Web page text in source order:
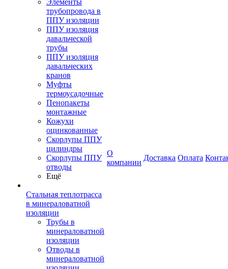
Элементы
трубопровода в
ППУ изоляции
ППУ изоляция
давальческой
трубы
ППУ изоляция
давальческих
кранов
Муфты
термоусадочные
Пенопакеты
монтажные
Кожухи
оцинкованные
Скорлупы ППУ
цилиндры
Скорлупы ППУ
отводы
Ещё
Стальная теплотрасса
в минераловатной
изоляции
Трубы в
минераловатной
изоляции
Отводы в
минераловатной
О
компании
Доставка Оплата